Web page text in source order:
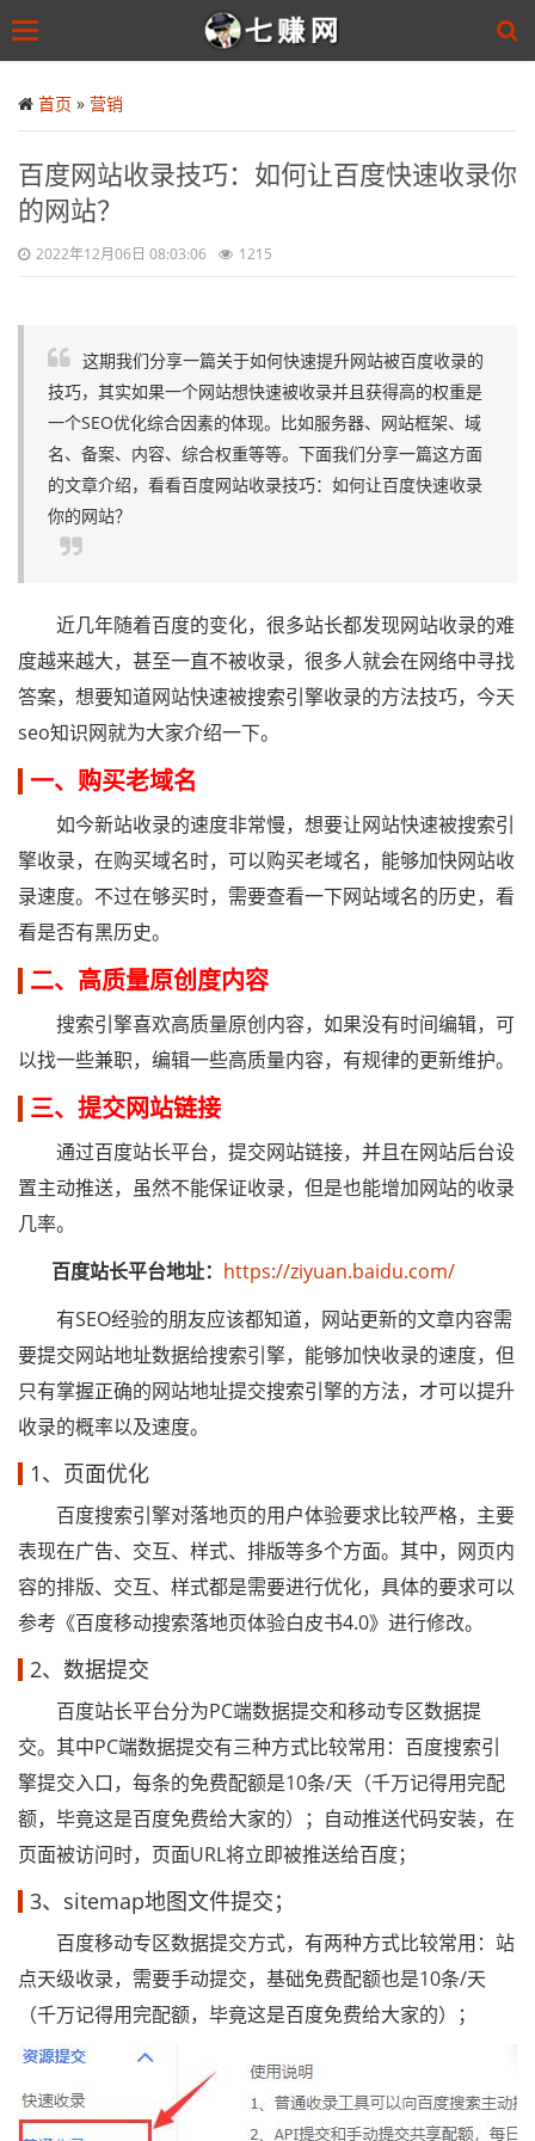
to
main
Toggle
首页 » 营销
百度网站收录技巧：如何让百度快速收录你
的网站？
2022年12月06日 08:03:06 1215
这期我们分享一篇关于如何快速提升网站被百度收录的
技巧，其实如果一个网站想快速被收录并且获得高的权重是
一个SEO优化综合因素的体现。比如服务器、网站框架、域
名、备案、内容、综合权重等等。下面我们分享一篇这方面
的文章介绍，看看百度网站收录技巧：如何让百度快速收录
你的网站？
近几年随着百度的变化，很多站长都发现网站收录的难
度越来越大，甚至一直不被收录，很多人就会在网络中寻找
答案，想要知道网站快速被搜索引擎收录的方法技巧，今天
seo知识网就为大家介绍一下。
一、购买老域名
如今新站收录的速度非常慢，想要让网站快速被搜索引
擎收录，在购买域名时，可以购买老域名，能够加快网站收
录速度。不过在够买时，需要查看一下网站域名的历史，看
看是否有黑历史。
二、高质量原创度内容
搜索引擎喜欢高质量原创内容，如果没有时间编辑，可
以找一些兼职，编辑一些高质量内容，有规律的更新维护。
三、提交网站链接
通过百度站长平台，提交网站链接，并且在网站后台设
置主动推送，虽然不能保证收录，但是也能增加网站的收录
几率。
百度站长平台地址： https://ziyuan.baidu.com/
有SEO经验的朋友应该都知道，网站更新的文章内容需
要提交网站地址数据给搜索引擎，能够加快收录的速度，但
只有掌握正确的网站地址提交搜索引擎的方法，才可以提升
收录的概率以及速度。
1、页面优化
百度搜索引擎对落地页的用户体验要求比较严格，主要
表现在广告、交互、样式、排版等多个方面。其中，网页内
容的排版、交互、样式都是需要进行优化，具体的要求可以
参考《百度移动搜索落地页体验白皮书4.0》进行修改。
2、数据提交
百度站长平台分为PC端数据提交和移动专区数据提
交。其中PC端数据提交有三种方式比较常用：百度搜索引
擎提交入口，每条的免费配额是10条/天（千万记得用完配
额，毕竟这是百度免费给大家的）；自动推送代码安装，在
页面被访问时，页面URL将立即被推送给百度；
3、sitemap地图文件提交；
百度移动专区数据提交方式，有两种方式比较常用：站
点天级收录，需要手动提交，基础免费配额也是10条/天
（千万记得用完配额，毕竟这是百度免费给大家的）；